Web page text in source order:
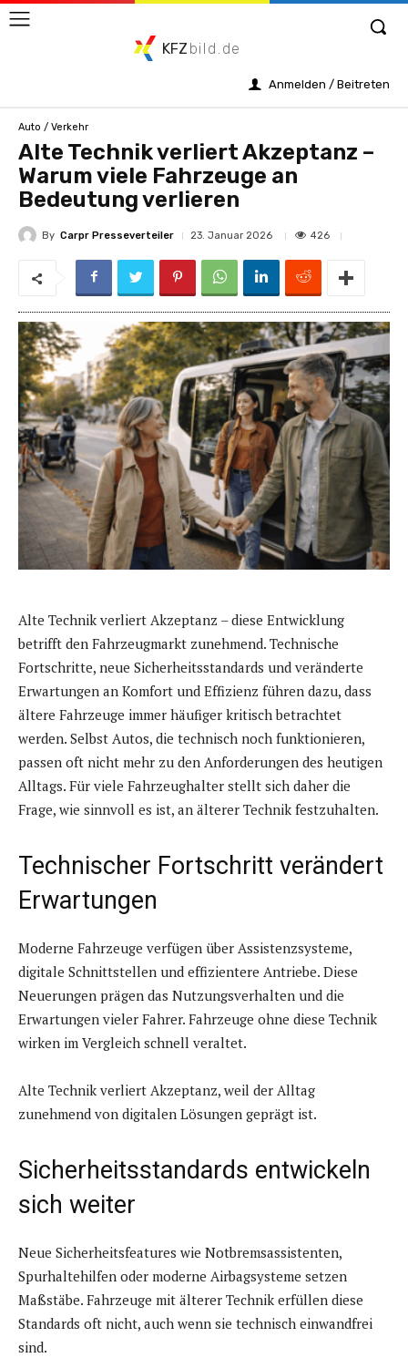
KFZ bild.de
Anmelden / Beitreten
Auto / Verkehr
Alte Technik verliert Akzeptanz –
Warum viele Fahrzeuge an
Bedeutung verlieren
By Carpr Presseverteiler 23. Januar 2026 426
Alte Technik verliert Akzeptanz – diese Entwicklung
betrifft den Fahrzeugmarkt zunehmend. Technische
Fortschritte, neue Sicherheitsstandards und veränderte
Erwartungen an Komfort und Effizienz führen dazu, dass
ältere Fahrzeuge immer häufiger kritisch betrachtet
werden. Selbst Autos, die technisch noch funktionieren,
passen oft nicht mehr zu den Anforderungen des heutigen
Alltags. Für viele Fahrzeughalter stellt sich daher die
Frage, wie sinnvoll es ist, an älterer Technik festzuhalten.
Technischer Fortschritt verändert
Erwartungen
Moderne Fahrzeuge verfügen über Assistenzsysteme,
digitale Schnittstellen und effizientere Antriebe. Diese
Neuerungen prägen das Nutzungsverhalten und die
Erwartungen vieler Fahrer. Fahrzeuge ohne diese Technik
wirken im Vergleich schnell veraltet.
Alte Technik verliert Akzeptanz, weil der Alltag
zunehmend von digitalen Lösungen geprägt ist.
Sicherheitsstandards entwickeln
sich weiter
Neue Sicherheitsfeatures wie Notbremsassistenten,
Spurhaltehilfen oder moderne Airbagsysteme setzen
Maßstäbe. Fahrzeuge mit älterer Technik erfüllen diese
Standards oft nicht, auch wenn sie technisch einwandfrei
sind.